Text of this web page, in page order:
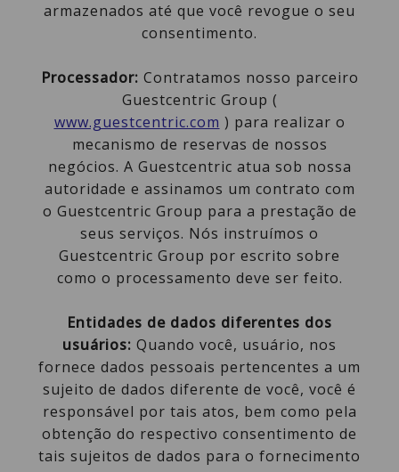
armazenados até que você revogue o seu
consentimento.
Processador: Contratamos nosso parceiro
Guestcentric Group (
www.guestcentric.com ) para realizar o
mecanismo de reservas de nossos
negócios. A Guestcentric atua sob nossa
autoridade e assinamos um contrato com
o Guestcentric Group para a prestação de
seus serviços. Nós instruímos o
Guestcentric Group por escrito sobre
como o processamento deve ser feito.
Entidades de dados diferentes dos
usuários: Quando você, usuário, nos
fornece dados pessoais pertencentes a um
sujeito de dados diferente de você, você é
responsável por tais atos, bem como pela
obtenção do respectivo consentimento de
tais sujeitos de dados para o fornecimento